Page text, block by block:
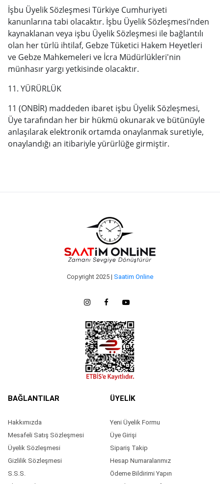
İşbu Üyelik Sözleşmesi Türkiye Cumhuriyeti
kanunlarına tabi olacaktır. İşbu Üyelik Sözleşmesi’nden
kaynaklanan veya işbu Üyelik Sözleşmesi ile bağlantılı
olan her türlü ihtilaf, Gebze Tüketici Hakem Heyetleri
ve Gebze Mahkemeleri ve İcra Müdürlükleri'nin
münhasır yargı yetkisinde olacaktır.
11. YÜRÜRLÜK
11 (ONBİR) maddeden ibaret işbu Üyelik Sözleşmesi,
Üye tarafından her bir hükmü okunarak ve bütünüyle
anlaşılarak elektronik ortamda onaylanmak suretiyle,
onaylandığı an itibariyle yürürlüğe girmiştir.
Copyright 2025 | Saatim Online
BAĞLANTILAR
Hakkımızda
Mesafeli Satış Sözleşmesi
Üyelik Sözleşmesi
Gizlilik Sözleşmesi
S.S.S.
ÜYELİK
Yeni Üyelik Formu
Üye Girişi
Sipariş Takip
Hesap Numaralarımız
Ödeme Bildirimi Yapın